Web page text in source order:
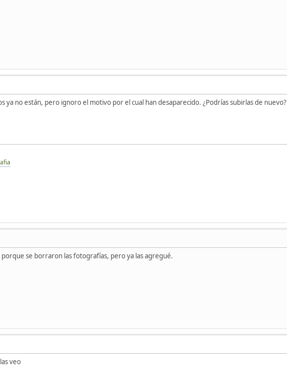
ya no están, pero ignoro el motivo por el cual han desaparecido. ¿Podrías subirlas de nuevo?
porque se borraron las fotografías, pero ya las agregué.
veo